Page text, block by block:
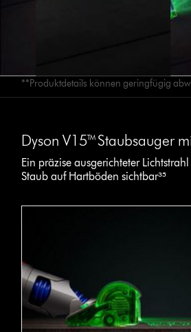
**Produktdetails können geringfügig
Dyson V15™ Staubsauger
Ein präzise ausgerichteter
Staub auf Hartböden sichtbar³⁵